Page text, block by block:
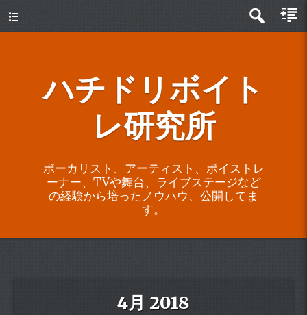
ハチドリボイト
レ研究所
ボーカリスト、アーティスト、ボイストレ
ーナー、TVや舞台、ライブステージなど
の経験から培ったノウハウ、公開してま
す。
4月 2018